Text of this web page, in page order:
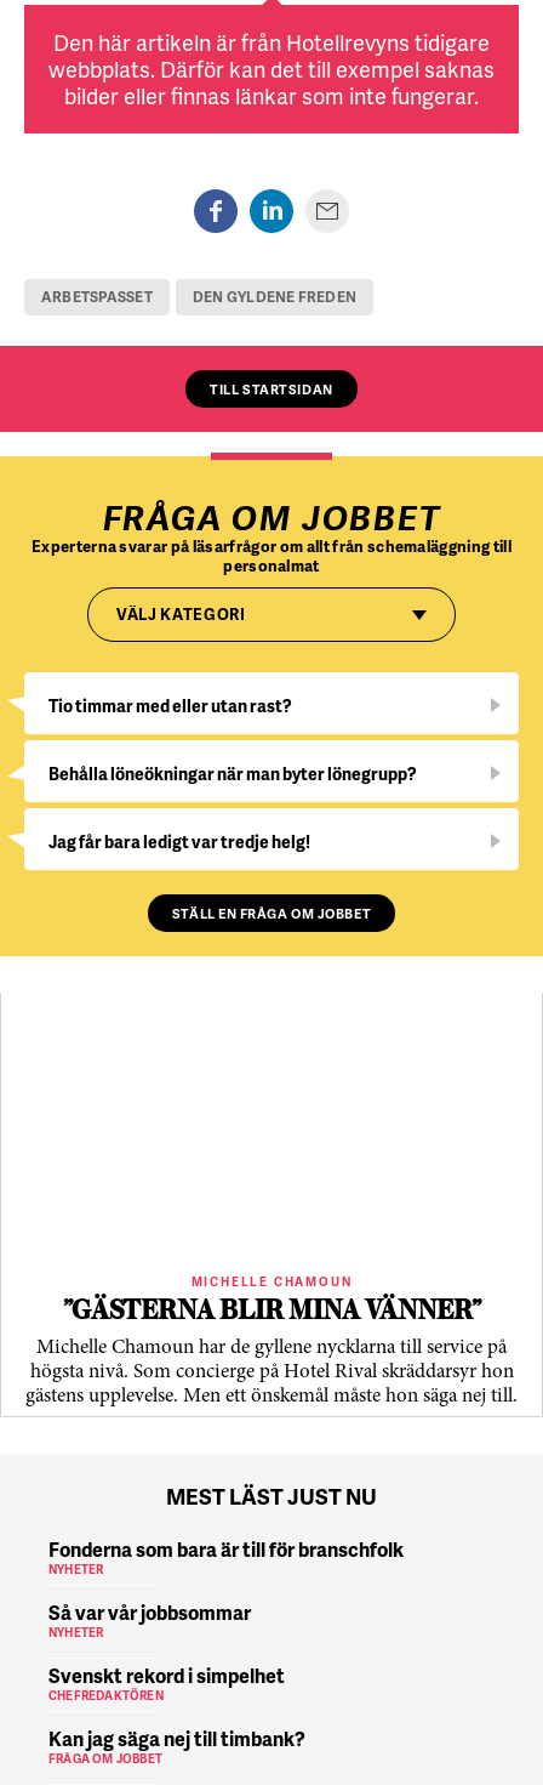
Den här artikeln är från Hotellrevyns tidigare
webbplats. Därför kan det till exempel saknas
bilder eller finnas länkar som inte fungerar.
ARBETSPASSET DEN GYLDENE FREDEN
TILL STARTSIDAN
FRÅGA OM JOBBET
Experterna svarar på läsarfrågor om allt från schemaläggning till
personalmat
VÄLJ KATEGORI
Tio timmar med eller utan rast?
Behålla löneökningar när man byter lönegrupp?
Jag får bara ledigt var tredje helg!
STÄLL EN FRÅGA OM JOBBET
MICHELLE CHAMOUN
”GÄSTERNA BLIR MINA VÄNNER”
Michelle Chamoun har de gyllene nycklarna till service på
högsta nivå. Som concierge på Hotel Rival skräddarsyr hon
gästens upp­levelse. Men ett önskemål måste hon säga nej till.
MEST LÄST JUST NU
Fonderna som bara är till för branschfolk
NYHETER
Så var vår jobbsommar
NYHETER
Svenskt rekord i simpelhet
CHEFREDAKTÖREN
Kan jag säga nej till timbank?
FRÅGA OM JOBBET